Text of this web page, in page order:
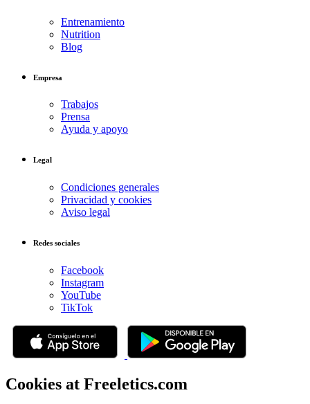
Entrenamiento
Nutrition
Blog
Empresa
Trabajos
Prensa
Ayuda y apoyo
Legal
Condiciones generales
Privacidad y cookies
Aviso legal
Redes sociales
Facebook
Instagram
YouTube
TikTok
Cookies at Freeletics.com